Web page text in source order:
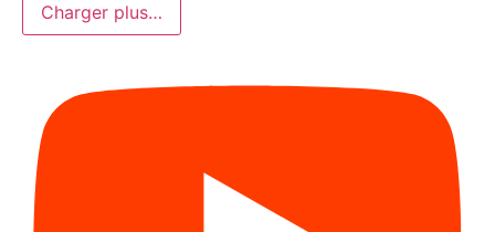
Charger plus…